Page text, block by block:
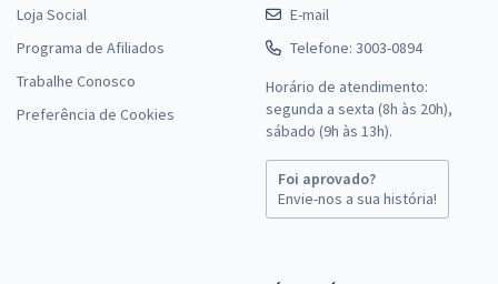
Loja Social
Programa de Afiliados
Trabalhe Conosco
Preferência de Cookies
E-mail
Telefone: 3003-0894
Horário de atendimento:
segunda a sexta (8h às 20h),
sábado (9h às 13h).
Foi aprovado?
Envie-nos a sua história!